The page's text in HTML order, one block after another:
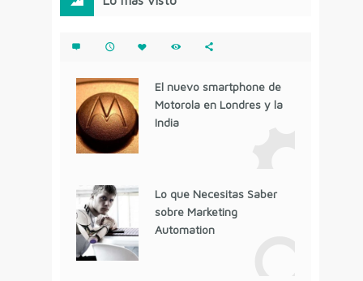
El nuevo smartphone de
Motorola en Londres y la
India
Lo que Necesitas Saber
sobre Marketing
Automation